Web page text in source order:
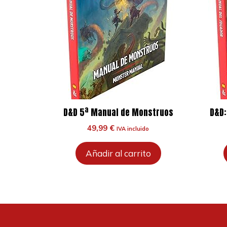
D&D 5ª Manual de Monstruos
49,99 € IVA incluido
Añadir al carrito